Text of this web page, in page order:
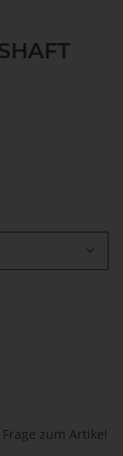
Frage zum Artikel